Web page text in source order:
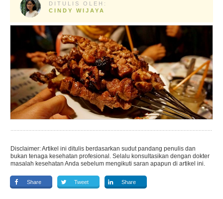
DITULIS OLEH:
CINDY WIJAYA
Disclaimer: Artikel ini ditulis berdasarkan sudut pandang penulis dan
bukan tenaga kesehatan profesional. Selalu konsultasikan dengan dokter
masalah kesehatan Anda sebelum mengikuti saran apapun di artikel ini.
Share Tweet Share